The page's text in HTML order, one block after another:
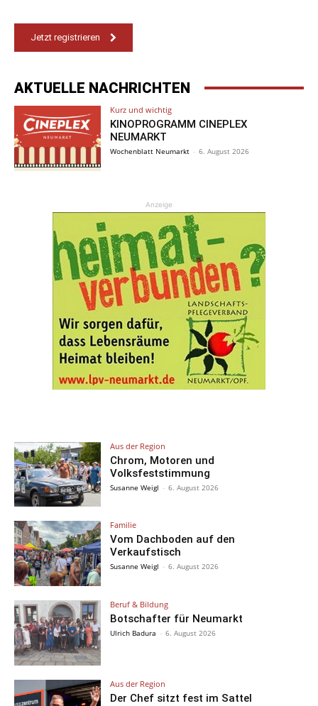
Jetzt registrieren
AKTUELLE NACHRICHTEN
Kurz und wichtig
KINOPROGRAMM CINEPLEX
NEUMARKT
Wochenblatt Neumarkt - 6. August 2026
Anzeige
Aus der Region
Chrom, Motoren und
Volksfeststimmung
Susanne Weigl - 6. August 2026
Familie
Vom Dachboden auf den
Verkaufstisch
Susanne Weigl - 6. August 2026
Beruf & Bildung
Botschafter für Neumarkt
Ulrich Badura - 6. August 2026
Aus der Region
Der Chef sitzt fest im Sattel